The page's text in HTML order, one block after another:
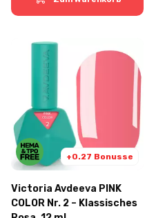
+0.27 Bonusse
Victoria Avdeeva PINK
COLOR Nr. 2 – Klassisches